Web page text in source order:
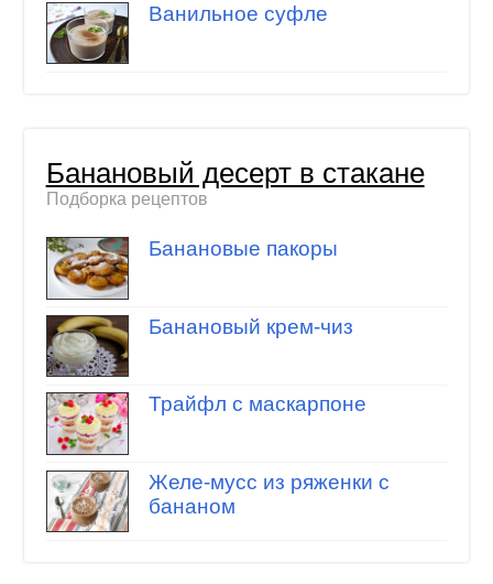
Ванильное суфле
Банановый десерт в стакане
Подборка рецептов
Банановые пакоры
Банановый крем-чиз
Трайфл с маскарпоне
Желе-мусс из ряженки с
бананом